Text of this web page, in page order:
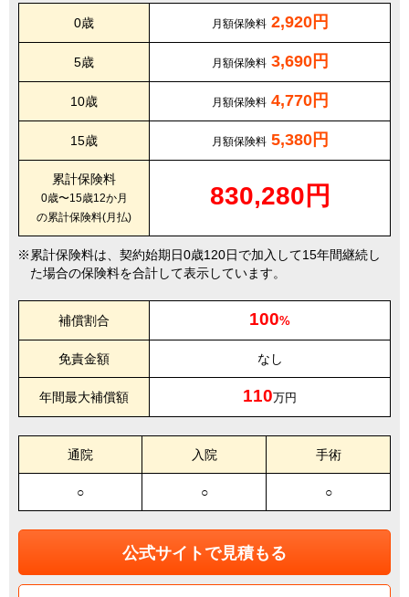
0歳 月額保険料 2,920円
5歳 月額保険料 3,690円
10歳 月額保険料 4,770円
15歳 月額保険料 5,380円
累計保険料
0歳〜15歳12か月
の累計保険料(月払)
830,280円
累計保険料は、契約始期日0歳120日で加入して15年間継続し
た場合の保険料を合計して表示しています。
補償割合 100%
免責金額 なし
年間最大補償額 110万円
通院 入院 手術
○ ○ ○
公式サイトで見積もる